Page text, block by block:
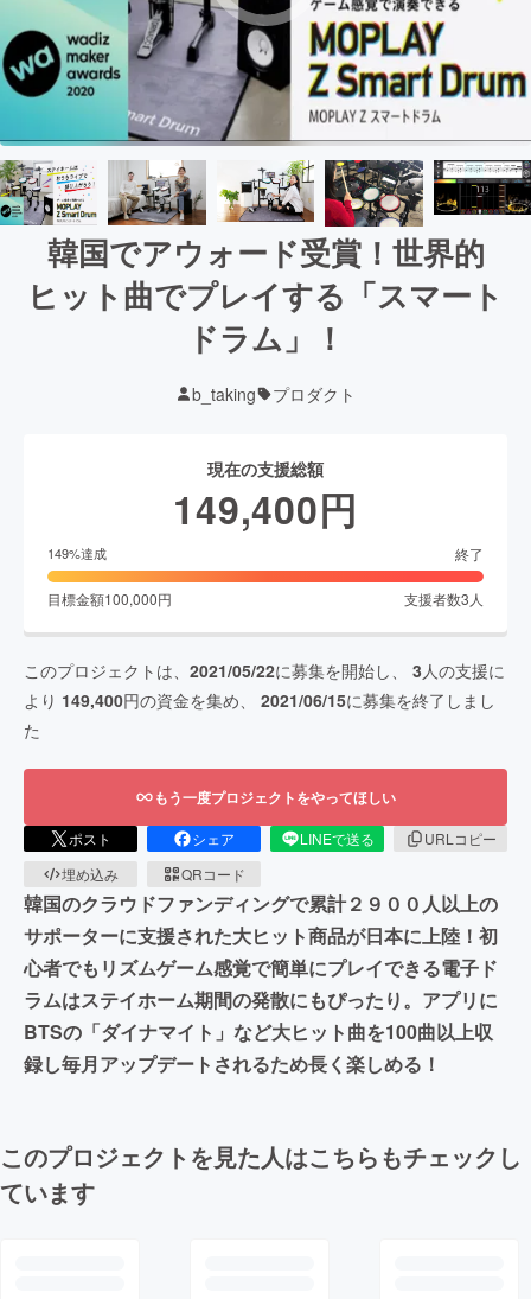
韓国でアウォード受賞！世界的
ヒット曲でプレイする「スマート
ドラム」！
b_taking プロダクト
現在の支援総額
149,400円
149%達成 終了
目標金額100,000円 支援者数3 人
このプロジェクトは、 2021/05/22に募集を開始し、 3 人の支援に
より 149,400円の資金を集め、 2021/06/15に募集を終了しまし
た
もう一度プロジェクトをやってほしい
ポスト シェア LINEで送る
URLコピー
埋め込み
QRコード
韓国のクラウドファンディングで累計２９００人以上の
サポーターに支援された大ヒット商品が日本に上陸！初
心者でもリズムゲーム感覚で簡単にプレイできる電子ド
ラムはステイホーム期間の発散にもぴったり。アプリに
BTSの「ダイナマイト」など大ヒット曲を100曲以上収
録し毎月アップデートされるため長く楽しめる！
このプロジェクトを見た人はこちらもチェックし
ています